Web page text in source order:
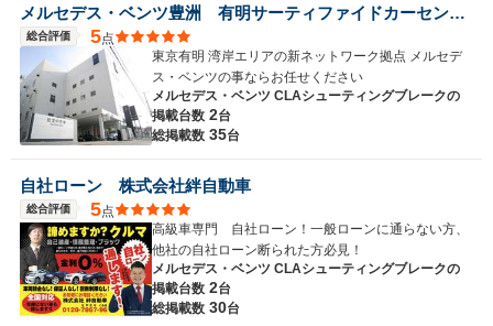
メルセデス・ベンツ豊洲 有明サーティファイドカーセンター
総合評価 5点
東京有明 湾岸エリアの新ネットワーク拠点 メルセデ
ス・ベンツの事ならお任せください
メルセデス・ベンツ CLAシューティングブレークの
掲載台数 2台
総掲載数 35台
自社ローン 株式会社絆自動車
総合評価 5点
高級車専門 自社ローン！一般ローンに通らない方、
他社の自社ローン断られた方必見！
メルセデス・ベンツ CLAシューティングブレークの
掲載台数 2台
総掲載数 30台